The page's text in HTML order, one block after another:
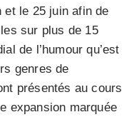
et le 25 juin afin de
sur plus de 15
de l’humour qu’est
genres de
présentés au cours
expansion marquée